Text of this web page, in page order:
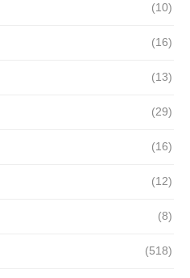
(10)
(16)
(13)
(29)
(16)
(12)
(8)
(518)